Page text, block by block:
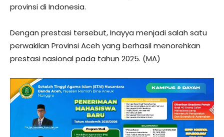
provinsi di Indonesia.
Dengan prestasi tersebut, Inayya menjadi salah satu
perwakilan Provinsi Aceh yang berhasil menorehkan
prestasi nasional pada tahun 2025. (MA)